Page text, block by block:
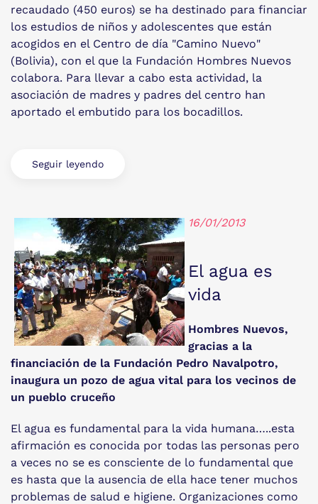
recaudado (450 euros) se ha destinado para financiar
los estudios de niños y adolescentes que están
acogidos en el Centro de día "Camino Nuevo"
(Bolivia), con el que la Fundación Hombres Nuevos
colabora. Para llevar a cabo esta actividad, la
asociación de madres y padres del centro han
aportado el embutido para los bocadillos.
Seguir leyendo
16/01/2013
El agua es
vida
Hombres Nuevos,
gracias a la
financiación de la Fundación Pedro Navalpotro,
inaugura un pozo de agua vital para los vecinos de
un pueblo cruceño
El agua es fundamental para la vida humana…..esta
afirmación es conocida por todas las personas pero
a veces no se es consciente de lo fundamental que
es hasta que la ausencia de ella hace tener muchos
problemas de salud e higiene. Organizaciones como